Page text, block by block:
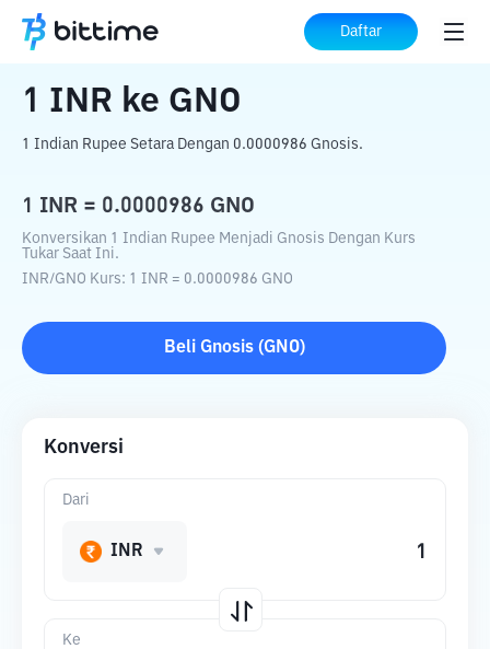
Daftar
Beranda Konverter Kripto ke GNO
1 INR ke GNO
1 Indian Rupee Setara Dengan 0.0000986 Gnosis.
1 INR = 0.0000986 GNO
Konversikan 1 Indian Rupee Menjadi Gnosis Dengan Kurs
Tukar Saat Ini.
INR/GNO Kurs: 1 INR = 0.0000986 GNO
Beli Gnosis(GNO)
Konversi
Ke
Dari
INR